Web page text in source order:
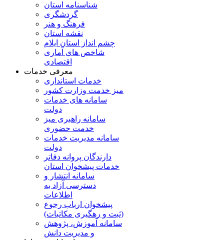
شناسنامه استان
گردشگری
فرهنگ و هنر
نقشه استان
چشم انداز استان ایلام
شاخص های آماری
اقتصادی
معرفی خدمات
خدمات استانداری
میز خدمت وزارت کشور
سامانه های خدمات
دولت
سامانه راهبری میز
خدمت حضوری
سامانه مدیریت خدمات
دولت
دارندگان پروانه دفاتر
خدمات پیشخوان استان
سامانه انتشار و
دسترسی آزاد به
اطلاعات
پیشخوان ارباب رجوع
(ثبت و رهگیری مکاتبات)
سامانه آموزش، پژوهش
و مدیریت دانش